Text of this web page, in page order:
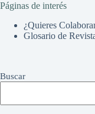
Páginas de interés
¿Quieres
Glosario de
Buscar